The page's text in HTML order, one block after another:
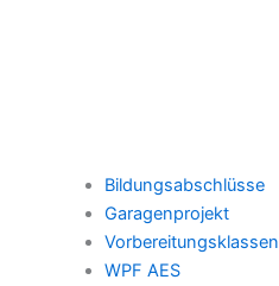
Bildungsabschlüsse
Garagenprojekt
Vorbereitungsklassen
WPF AES